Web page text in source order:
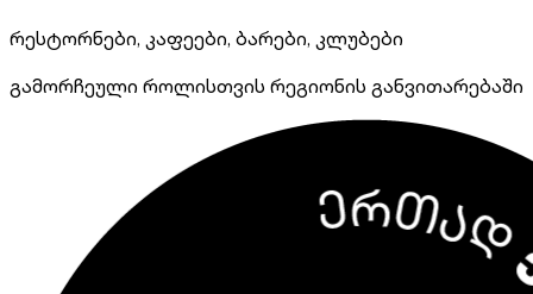
რესტორნები, კაფეები, ბარები, კლუბები
გამორჩეული როლისთვის რეგიონის განვითარებაში